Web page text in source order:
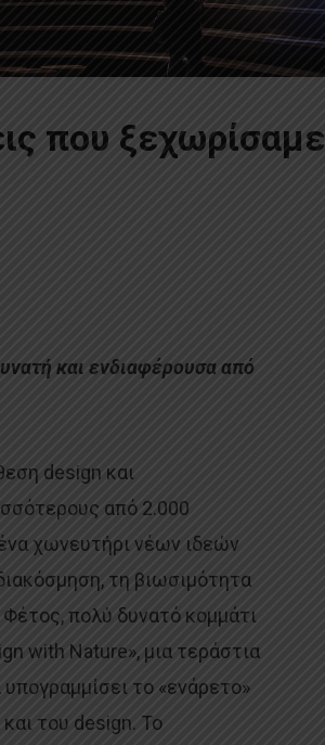
που ξεχωρίσαμε
και ενδιαφέρουσα από
design και
από 2.000
χωνευτήρι νέων ιδεών
τη βιωσιμότητα
πολύ δυνατό κομμάτι
with Nature», μια τεράστια
το «ενάρετο»
του design. Το